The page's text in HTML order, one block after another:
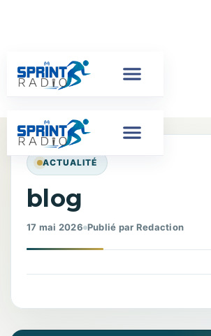
ACTUALITÉ
blog
17 mai 2026 Publié par Redaction